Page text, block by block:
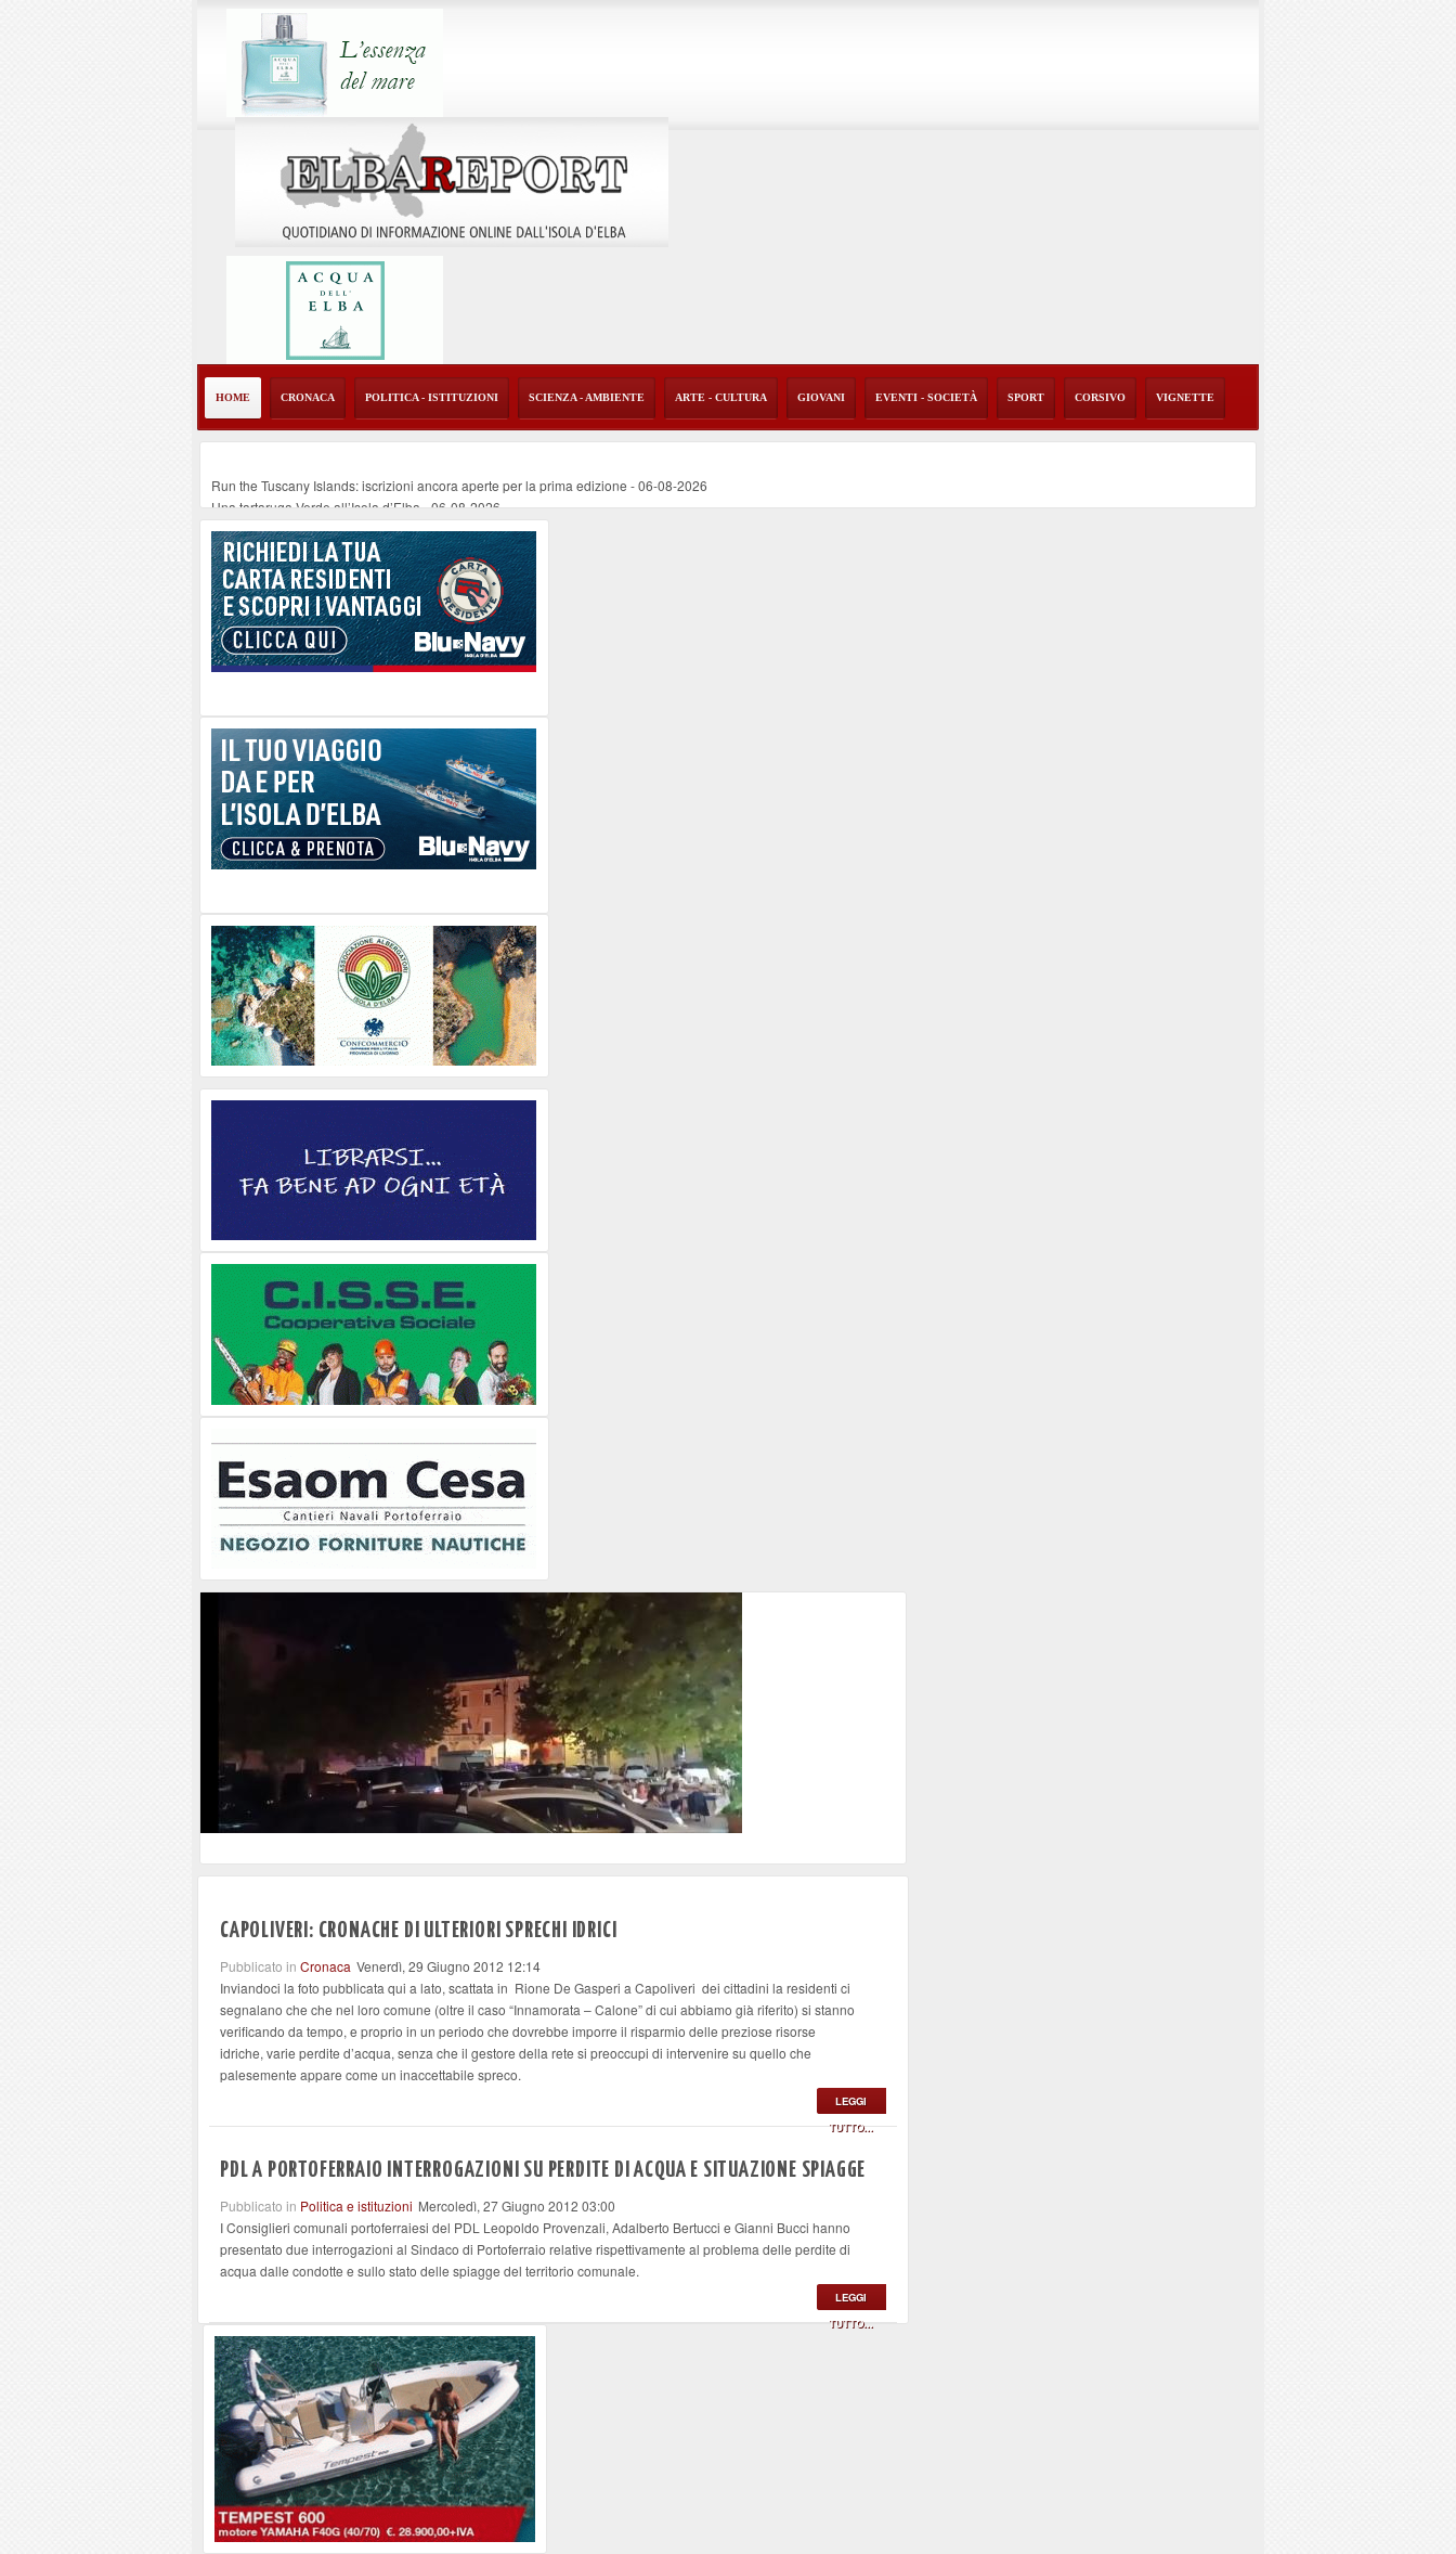
HOME CRONACA POLITICA - ISTITUZIONI SCIENZA - AMBIENTE ARTE - CULTURA GIOVANI EVENTI - SOCIETÀ SPORT CORSIVO VIGNETTE
Run the Tuscany Islands: iscrizioni ancora aperte per la prima edizione -06-08-2026
Una tartaruga Verde all’Isola d’Elba-06-08-2026
Furgone in fiamme a Capoliveri, illeso il conducente-06-08-2026
Campo: chiusura della biblioteca comunale in occasione del Santo Patrono
A Carpani si apre la Festa di Liberazione: il programma della prima serata
CAPOLIVERI: CRONACHE DI ULTERIORI SPRECHI IDRICI
Pubblicato in Cronaca Venerdì, 29 Giugno 2012 12:14
Inviandoci la foto pubblicata qui a lato, scattata in Rione De Gasperi a Capoliveri dei cittadini la residenti ci
segnalano che che nel loro comune (oltre il caso “Innamorata – Calone” di cui abbiamo già riferito) si stanno
verificando da tempo, e proprio in un periodo che dovrebbe imporre il risparmio delle preziose risorse
idriche, varie perdite d’acqua, senza che il gestore della rete si preoccupi di intervenire su quello che
palesemente appare come un inaccettabile spreco.
LEGGI
TUTTO...
PDL A PORTOFERRAIO INTERROGAZIONI SU PERDITE DI ACQUA E SITUAZIONE SPIAGGE
Pubblicato in Politica e istituzioni Mercoledì, 27 Giugno 2012 03:00
I Consiglieri comunali portoferraiesi del PDL Leopoldo Provenzali, Adalberto Bertucci e Gianni Bucci hanno
presentato due interrogazioni al Sindaco di Portoferraio relative rispettivamente al problema delle perdite di
acqua dalle condotte e sullo stato delle spiagge del territorio comunale.
LEGGI
TUTTO...